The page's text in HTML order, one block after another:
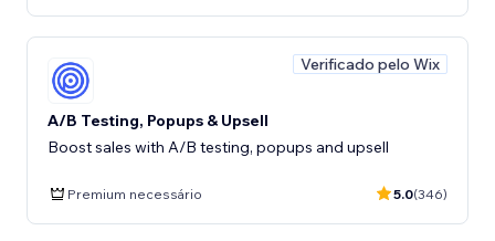
Verificado pelo Wix
A/B Testing, Popups & Upsell
Boost sales with A/B testing, popups and upsell
Premium necessário 5.0(346)